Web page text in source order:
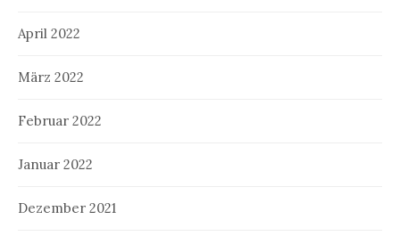
April 2022
März 2022
Februar 2022
Januar 2022
Dezember 2021